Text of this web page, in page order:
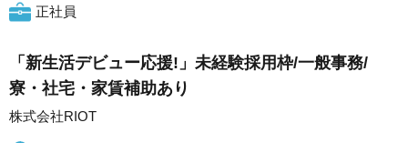
正社員
「新生活デビュー応援!」未経験採用枠/一般事務/
寮・社宅・家賃補助あり
株式会社RIOT